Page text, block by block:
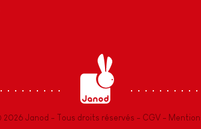
en garantissant la
Janod - Tous droits réservés - CGV -